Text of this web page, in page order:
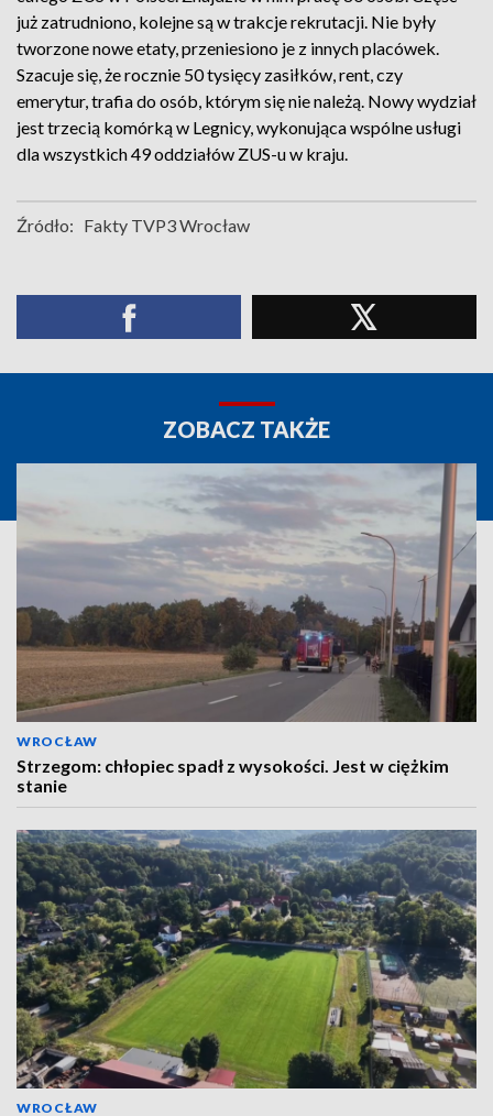
już zatrudniono, kolejne są w trakcje rekrutacji. Nie były
tworzone nowe etaty, przeniesiono je z innych placówek.
Szacuje się, że rocznie 50 tysięcy zasiłków, rent, czy
emerytur, trafia do osób, którym się nie należą. Nowy wydział
jest trzecią komórką w Legnicy, wykonująca wspólne usługi
dla wszystkich 49 oddziałów ZUS-u w kraju.
Źródło: Fakty TVP3 Wrocław
ZOBACZ TAKŻE
WROCŁAW
Strzegom: chłopiec spadł z wysokości. Jest w ciężkim
stanie
WROCŁAW